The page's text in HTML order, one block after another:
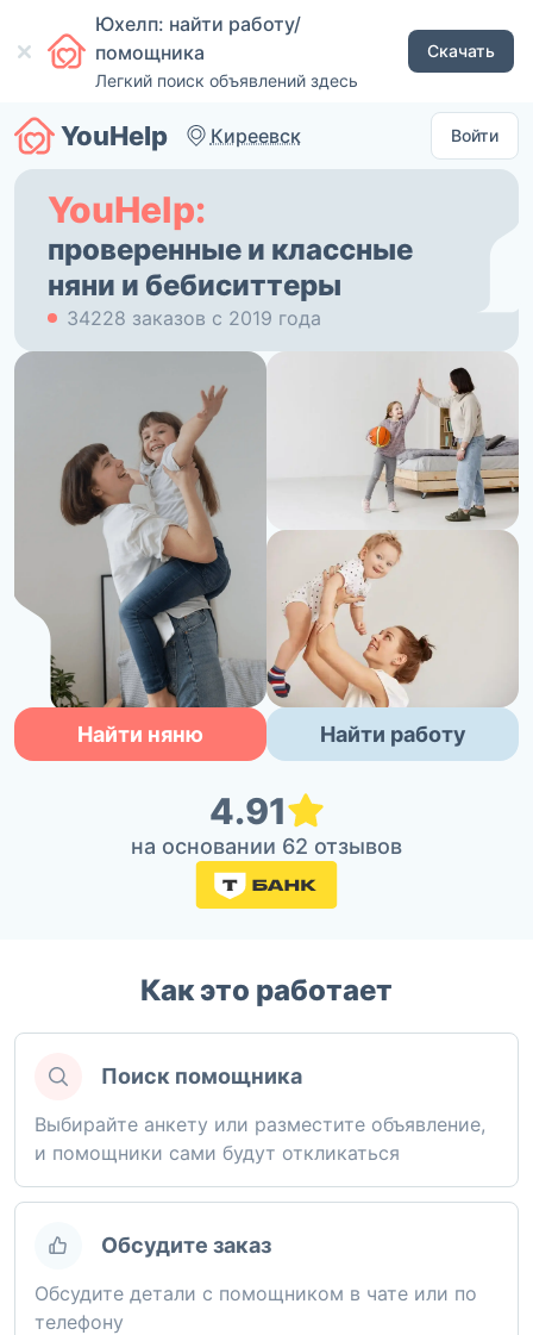
Юхелп: найти работу/
помощника
Легкий поиск объявлений здесь
Скачать
YouHelp Киреевск Войти
YouHelp:
проверенные и классные
няни и бебиситтеры
34228 заказов с 2019 года
Найти няню Найти работу
4.91
на основании 62 отзывов
Как это работает
Поиск помощника
Выбирайте анкету или разместите объявление,
и помощники сами будут откликаться
Обсудите заказ
Обсудите детали с помощником в чате или по
телефону